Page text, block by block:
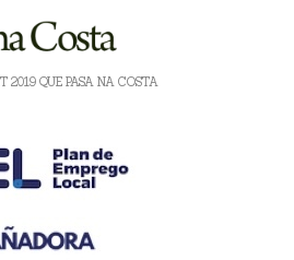
2019 QUE PASA NA COSTA